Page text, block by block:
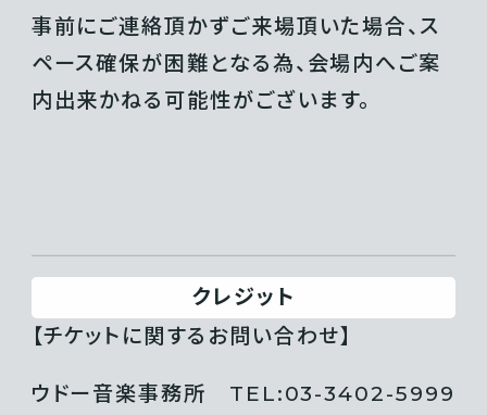
事前にご連絡頂かずご来場頂いた場合、ス
ペース確保が困難となる為、会場内へご案
内出来かねる可能性がございます。
クレジット
【チケットに関するお問い合わせ】
ウドー音楽事務所 TEL:03-3402-5999